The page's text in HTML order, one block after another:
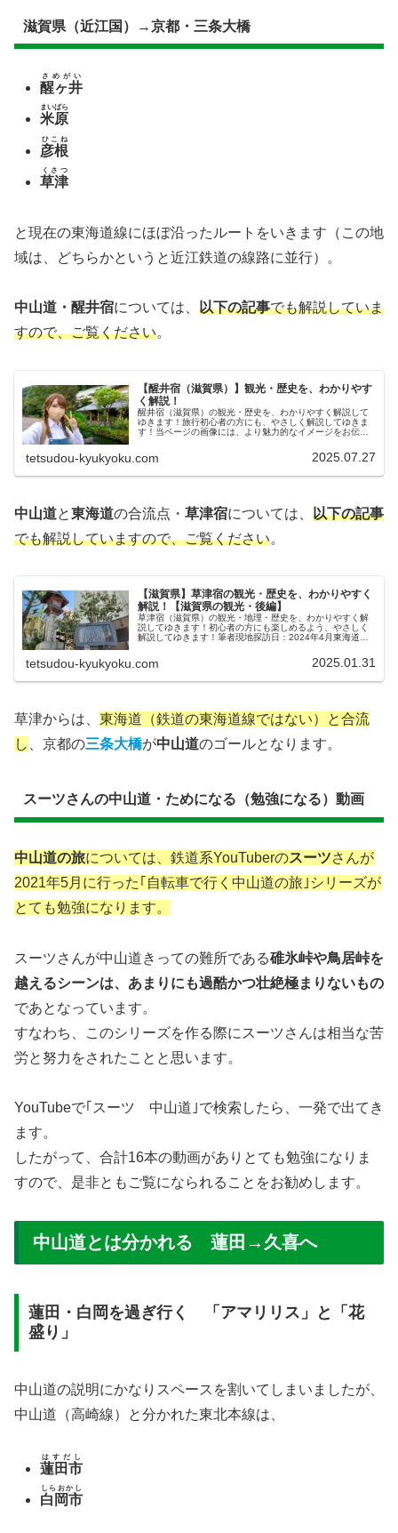
滋賀県（近江国）→京都・三条大橋
醒ヶ井
さめがい
米原
まいばら
彦根
ひこね
草津
くさつ
と現在の東海道線にほぼ沿ったルートをいきます（この地
域は、どちらかというと近江鉄道の線路に並行）。
中山道・醒井宿については、 以下の記事でも解説していま
すので、ご覧ください。
【醒井宿（滋賀県）】観光・歴史を、わかりやす
く解説！
醒井宿（滋賀県）の観光・歴史を、わかりやすく解説して
ゆきます！旅行初心者の方にも、やさしく解説してゆきま
す！当ページの画像には、より魅力的なイメージをお伝え
tetsudou-kyukyoku.com 2025.07.27
中山道と東海道の合流点・ 草津宿については、 以下の記事
でも解説していますので、ご覧ください。
【滋賀県】草津宿の観光・歴史を、わかりやすく
解説！【滋賀県の観光・後編】
草津宿（滋賀県）の観光・地理・歴史を、わかりやすく解
説してゆきます！初心者の方にも楽しめるよう、やさしく
解説してゆきます！筆者現地探訪日：2024年4月東海道と
tetsudou-kyukyoku.com 2025.01.31
草津からは、 東海道（鉄道の東海道線ではない）と合流
し
、京都の三条大橋が中山道のゴールとなります。
スーツさんの中山道・ためになる（勉強になる）動画
中山道の旅については、鉄道系YouTuberのスーツさんが
2021年5月に行った｢自転車で行く中山道の旅｣シリーズが
とても勉強になります。
スーツさんが中山道きっての難所である碓氷峠や鳥居峠を
越えるシーンは、あまりにも過酷かつ壮絶極まりないもの
であとなっています。
すなわち、このシリーズを作る際にスーツさんは相当な苦
労と努力をされたことと思います。
YouTubeで｢スーツ 中山道｣で検索したら、一発で出てき
ます。
したがって、合計16本の動画がありとても勉強になりま
すので、是非ともご覧になられることをお勧めします。
中山道とは分かれる 蓮田→久喜へ
蓮田・白岡を過ぎ行く 「アマリリス」と「花
盛り」
中山道の説明にかなりスペースを割いてしまいましたが、
中山道（高崎線）と分かれた東北本線は、
蓮田市
はすだし
白岡市
しらおかし